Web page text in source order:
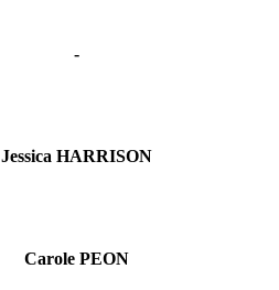
-
Jessica HARRISON
Carole PEON